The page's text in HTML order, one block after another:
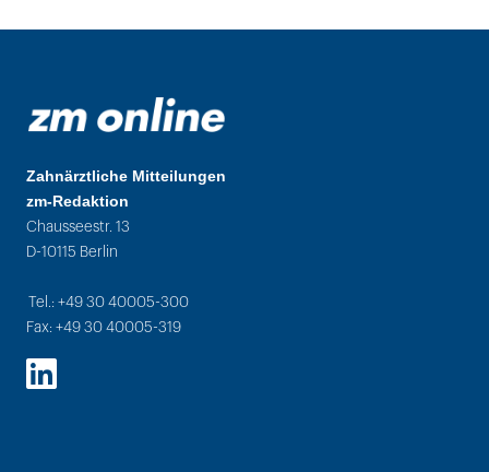
Zahnärztliche Mitteilungen
zm-Redaktion
Chausseestr. 13
D-10115 Berlin
Tel.: +49 30 40005-300
Fax: +49 30 40005-319
LinkedIn